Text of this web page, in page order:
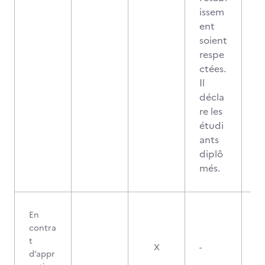
issem
ent
soient
respe
ctées.
Il
décla
re les
étudi
ants
diplô
més.
En
contra
t
d’appr
X -